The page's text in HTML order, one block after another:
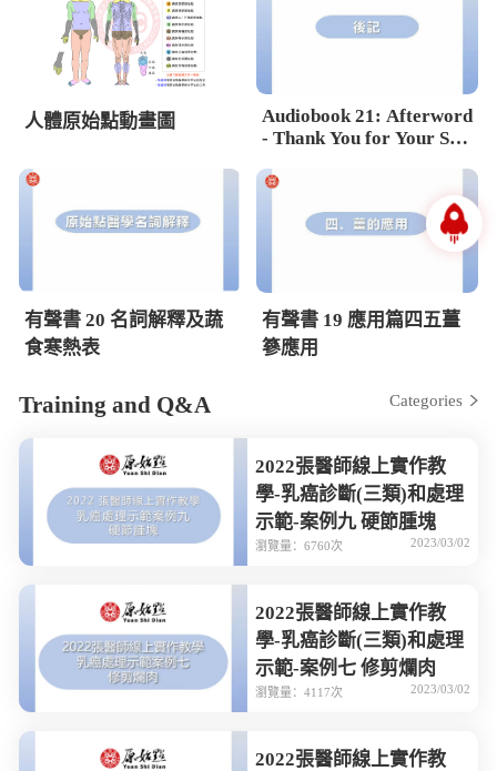
人體原始點動畫圖
Audiobook 21: Afterword
- Thank You for Your Sup
有聲書 20 名詞解釋及蔬
食寒熱表
有聲書 19 應用篇四五薑
篸應用
Training and Q&A Categories
2022張醫師線上實作教
學-乳癌診斷(三類)和處理
示範-案例九 硬節腫塊
瀏覽量：6760次 2023/03/02
2022張醫師線上實作教
學-乳癌診斷(三類)和處理
示範-案例七 修剪爛肉
瀏覽量：4117次 2023/03/02
2022張醫師線上實作教